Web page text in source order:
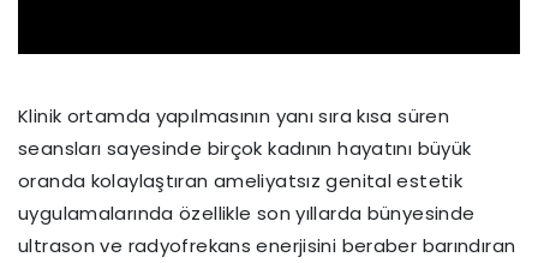
Klinik ortamda yapılmasının yanı sıra kısa süren
seansları sayesinde birçok kadının hayatını büyük
oranda kolaylaştıran ameliyatsız genital estetik
uygulamalarında özellikle son yıllarda bünyesinde
ultrason ve radyofrekans enerjisini beraber barındıran